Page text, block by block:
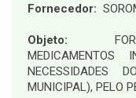
Fornecedor:
Objeto:
MEDICAMENTOS
NECESSIDADES
MUNICIPAL), PELO